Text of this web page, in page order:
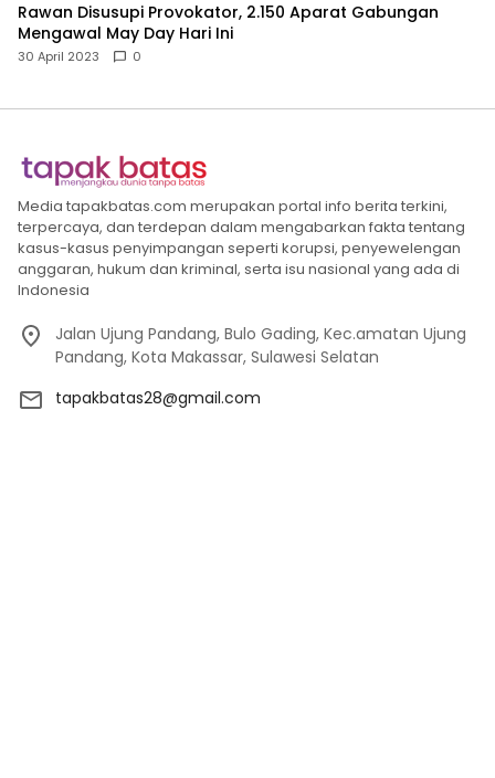
Rawan Disusupi Provokator, 2.150 Aparat Gabungan
Mengawal May Day Hari Ini
30 April 2023 0
Media tapakbatas.com merupakan portal info berita terkini,
terpercaya, dan terdepan dalam mengabarkan fakta tentang
kasus-kasus penyimpangan seperti korupsi, penyewelengan
anggaran, hukum dan kriminal, serta isu nasional yang ada di
Indonesia
Jalan Ujung Pandang, Bulo Gading, Kec.amatan Ujung
Pandang, Kota Makassar, Sulawesi Selatan
tapakbatas28@gmail.com